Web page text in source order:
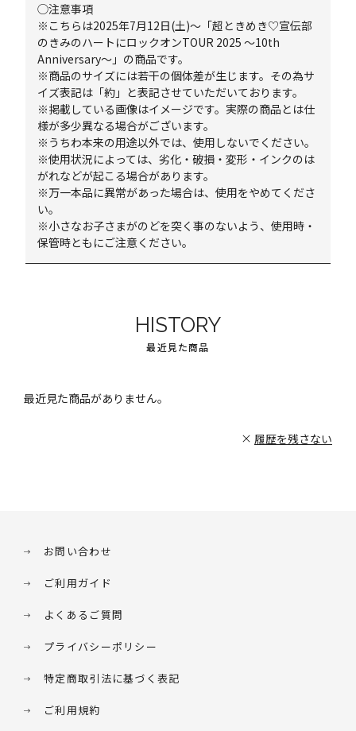
◯注意事項
※こちらは2025年7月12日(土)～「超ときめき♡宣伝部
のきみのハートにロックオンTOUR 2025 ～10th
Anniversary～」の商品です。
※商品のサイズには若干の個体差が生じます。その為サ
イズ表記は「約」と表記させていただいております。
※掲載している画像はイメージです。実際の商品とは仕
様が多少異なる場合がございます。
※うちわ本来の用途以外では、使用しないでください。
※使用状況によっては、劣化・破損・変形・インクのは
がれなどが起こる場合があります。
※万一本品に異常があった場合は、使用をやめてくださ
い。
※小さなお子さまがのどを突く事のないよう、使用時・
保管時ともにご注意ください。
HISTORY
最近見た商品
最近見た商品がありません。
履歴を残さない
お問い合わせ
ご利用ガイド
よくあるご質問
プライバシーポリシー
特定商取引法に基づく表記
ご利用規約